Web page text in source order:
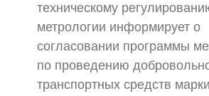
техническому
метрологии информирует о
согласовании программы
по проведению
транспортных средств